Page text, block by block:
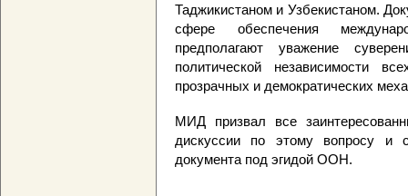
Таджикистаном и Узбекистаном.
сфере обеспечения
предполагают уважение
политической независимости
прозрачных и демократических
МИД призвал все
дискуссии по этому вопросу и
документа под эгидой ООН.